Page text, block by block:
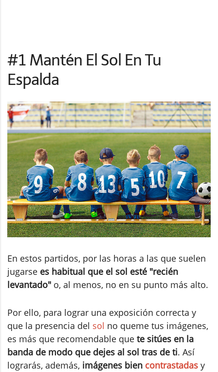
#1 Mantén El Sol En Tu
Espalda
En estos partidos, por las horas a las que suelen
jugarse es habitual que el sol esté "recién
levantado" o, al menos, no en su punto más alto.
Por ello, para lograr una exposición correcta y
que la presencia del sol no queme tus imágenes,
es más que recomendable que te sitúes en la
banda de modo que dejes al sol tras de ti. Así
lograrás, además, imágenes bien contrastadas y